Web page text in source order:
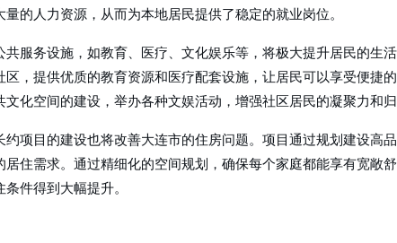
的人力资源，从而为本地居民提供了稳定的就业岗位。
服务设施，如教育、医疗、文化娱乐等，将极大提升居民的生
，提供优质的教育资源和医疗配套设施，让居民可以享受便捷
化空间的建设，举办各种文娱活动，增强社区居民的凝聚力和归
项目的建设也将改善大连市的住房问题。项目通过规划建设高
住需求。通过精细化的空间规划，确保每个家庭都能享有宽敞
件得到大幅提升。